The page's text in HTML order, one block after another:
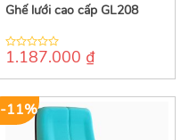
Ghế lưới cao cấp GL208
0
of
1.187.000 ₫
-11%